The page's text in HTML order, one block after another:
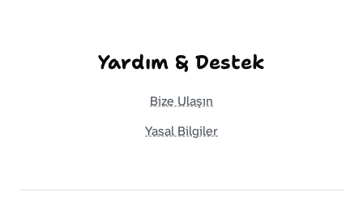
Yardım & Destek
Bize Ulaşın
Yasal Bilgiler